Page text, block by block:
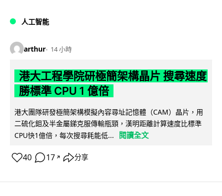
人工智能
arthur 14 小時
港大工程學院研極簡架構晶片 搜尋速度
勝標準 CPU 1 億倍
港大團隊研發極簡架構模擬內容尋址記憶體（CAM）晶片，用
二硫化鉬及半金屬銻克服傳輸瓶頸，漢明距離計算速度比標準
CPU快1億倍，每次搜尋耗能低...
閱讀全文
40 17 ↗ 分享